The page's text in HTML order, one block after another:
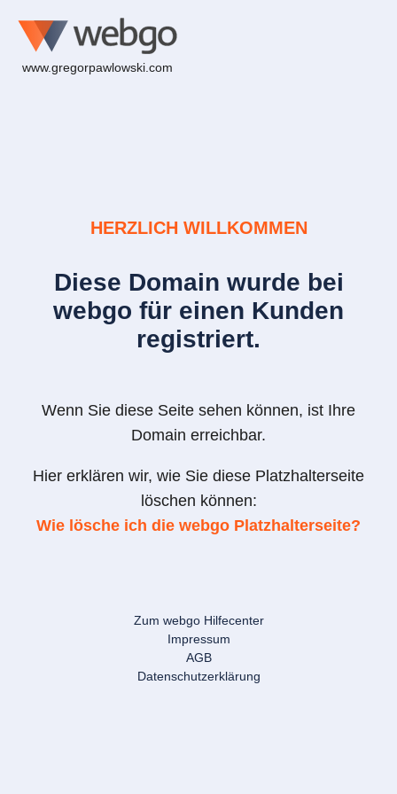
www.gregorpawlowski.com
HERZLICH WILLKOMMEN
Diese Domain wurde bei
webgo für einen Kunden
registriert.
Wenn Sie diese Seite sehen können, ist Ihre
Domain erreichbar.
Hier erklären wir, wie Sie diese Platzhalterseite
löschen können:
Wie lösche ich die webgo Platzhalterseite?
Zum webgo Hilfecenter
Impressum
AGB
Datenschutzerklärung